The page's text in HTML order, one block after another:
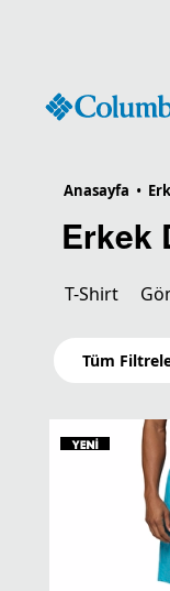
Anasayfa •
Erkek
T-Shirt
Tüm